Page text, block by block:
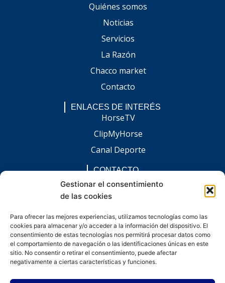
Gestionar el consentimiento
de las cookies
Para ofrecer las mejores experiencias, utilizamos tecnologías como las
cookies para almacenar y/o acceder a la información del dispositivo. El
consentimiento de estas tecnologías nos permitirá procesar datos como
el comportamiento de navegación o las identificaciones únicas en este
sitio. No consentir o retirar el consentimiento, puede afectar
negativamente a ciertas características y funciones.
Quiénes somos
Noticias
Servicios
La Razón
Chacco market
Contacto
ENLACES DE INTERÉS
HorseTV
ClipMyHorse
Canal Deporte
CONTACTO
comunicacion@chaccoinfo.com
Presentes en todo el ámbito nacional
F
a
c
e
b
o
I
n
s
t
a
g
L
i
n
k
e
d
E
n
v
e
l
o
W
h
a
t
s